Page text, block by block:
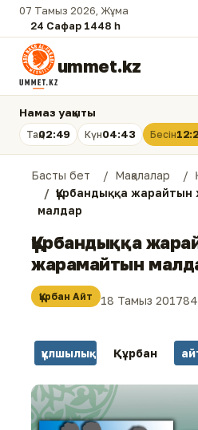
07 Тамыз 2026, Жұма
24 Сафар 1448 һ.
ummet.kz
Намаз уақыты
Таң02:49 Күн04:43 Бесін
Басты бет Мақалалар
Құрбандыққа
малдар
Құрбандыққа
жарамайтын
Құрбан Айт 18 Тамыз 2017
құлшылық Құрбан